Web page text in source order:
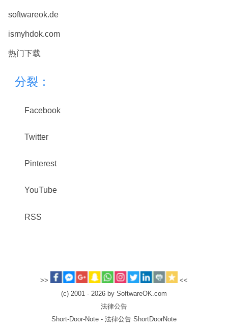
softwareok.de
ismyhdok.com
热门下载
分裂：
Facebook
Twitter
Pinterest
YouTube
RSS
>>
<<
(c) 2001 - 2026 by SoftwareOK.com
法律公告
Short-Door-Note - 法律公告 ShortDoorNote